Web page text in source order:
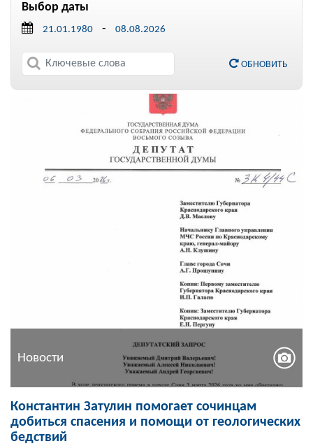
Выбор даты
-
ОБНОВИТЬ
Новости
Константин Затулин помогает сочинцам
добиться спасения и помощи от геологических
бедствий